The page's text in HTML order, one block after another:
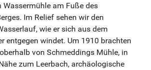
Wassermühle am Fuße des
Im Relief sehen wir den
wie er sich aus dem
entgegen windet. Um 1910 brachten
von Schmeddings Mühle, in
zum Leerbach, archäologische